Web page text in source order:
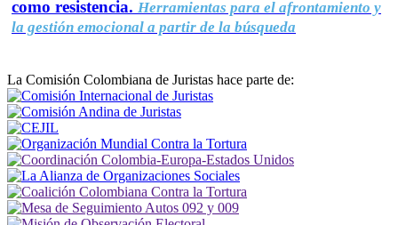
como resistencia. Herramientas para el afrontamiento y
la gestión emocional a partir de la búsqueda
La Comisión Colombiana de Juristas hace parte de: